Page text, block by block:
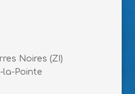
Noires (ZI)
la-Pointe